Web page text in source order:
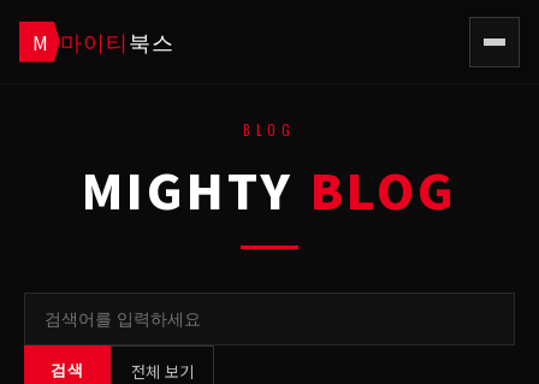
M 마이티북스
BLOG
MIGHTY BLOG
검색 전체 보기